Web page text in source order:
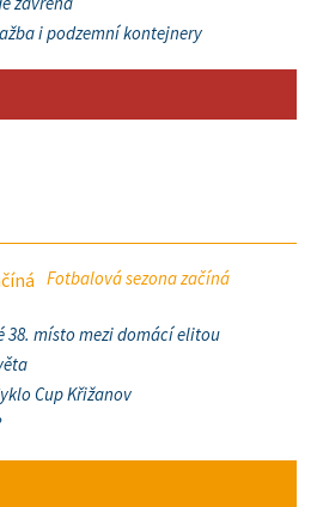
i podzemní kontejnery
Fotbalová sezona začíná
38. místo mezi domácí elitou
Cup Křižanov